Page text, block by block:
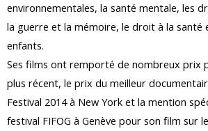
environnementales, la santé mentale, les
la guerre et la mémoire, le droit à la santé
enfants.
Ses films ont remporté de nombreux prix
plus récent, le prix du meilleur
Festival 2014 à New York et la mention
festival FIFOG à Genève pour son film sur